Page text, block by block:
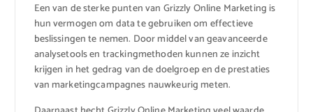
Een van de sterke punten van Grizzly Online Marketing is
hun vermogen om data te gebruiken om effectieve
beslissingen te nemen. Door middel van geavanceerde
analysetools en trackingmethoden kunnen ze inzicht
krijgen in het gedrag van de doelgroep en de prestaties
van marketingcampagnes nauwkeurig meten.